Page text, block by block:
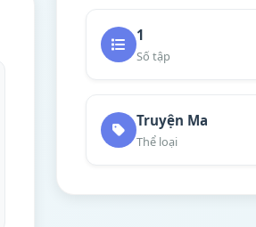
1
Số tập
Truyện Ma
Thể loại